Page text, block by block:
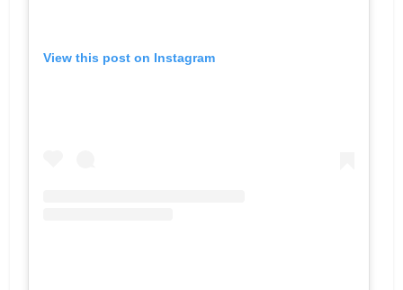
View this post on Instagram